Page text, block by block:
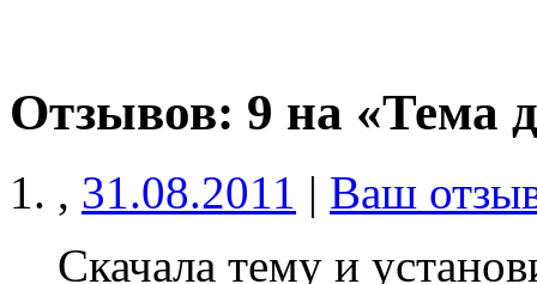
Отзывов: 9 на «Тема
, 31.08.2011 | Ваш
Скачала тему и